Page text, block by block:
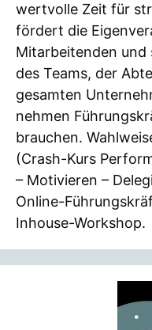
wertvolle Zeit für
fördert die
Mitarbeitenden
des Teams, der
gesamten
nehmen
brauchen.
(Crash-Kurs
– Motivieren –
Online-
Inhouse-Workshop.